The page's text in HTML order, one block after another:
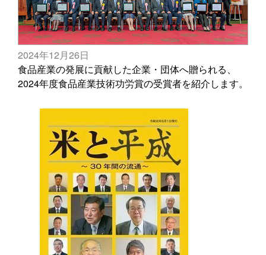
2024年12月26日
食品産業の発展に貢献した企業・団体へ贈られる、
2024年度食品産業技術功労賞の受賞者を紹介します。